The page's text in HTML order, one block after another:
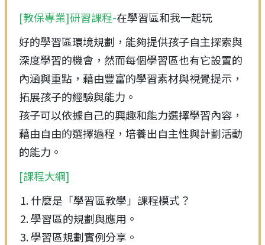
[教保專業]研習課程-在學習區和我一起玩
好的學習區環境規劃，能夠提供孩子自主探索與
深度學習的機會，然而每個學習區也有它設置的
內涵與重點，藉由豐富的學習素材與視覺提示，
拓展孩子的經驗與能力。
孩子可以依據自己的興趣和能力選擇學習內容，
藉由自由的選擇過程，培養出自主性與計劃活動
的能力。
[課程大綱]
什麼是「學習區教學」課程模式？
學習區的規劃與應用。
學習區規劃實例分享。